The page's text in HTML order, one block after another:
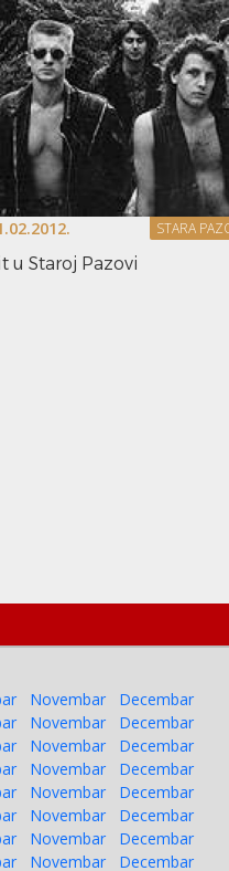
STARA
u Staroj Pazovi
Novembar
Decembar
Novembar
Decembar
Novembar
Decembar
Novembar
Decembar
Novembar
Decembar
Novembar
Decembar
Novembar
Decembar
Novembar Decembar